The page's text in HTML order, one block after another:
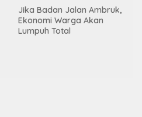
Jika Badan Jalan Ambruk,
Ekonomi Warga Akan
Lumpuh Total